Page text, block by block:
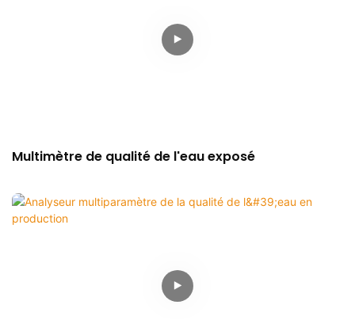
Multimètre de qualité de l'eau exposé